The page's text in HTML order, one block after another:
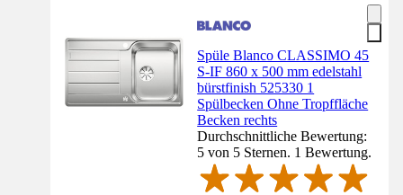
Spüle Blanco CLASSIMO 45
S-IF 860 x 500 mm edelstahl
bürstfinish 525330 1
Spülbecken Ohne Tropffläche
Becken rechts
Durchschnittliche Bewertung:
5 von 5 Sternen. 1 Bewertung.